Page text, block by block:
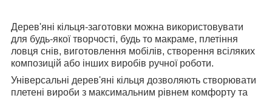
Дерев'яні кільця-заготовки можна використовувати
для будь-якої творчості, будь то макраме, плетіння
ловця снів, виготовлення мобілів, створення всіляких
композицій або інших виробів ручної роботи.
Універсальні дерев'яні кільця дозволяють створювати
плетені вироби з максимальним рівнем комфорту та